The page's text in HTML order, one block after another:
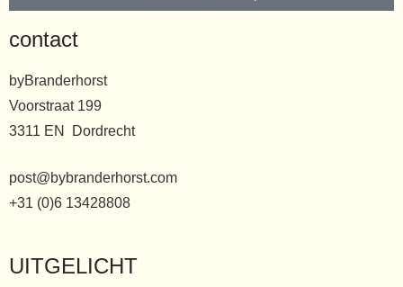
contact
byBranderhorst
Voorstraat 199
3311 EN Dordrecht
post@bybranderhorst.com
+31 (0)6 13428808
UITGELICHT